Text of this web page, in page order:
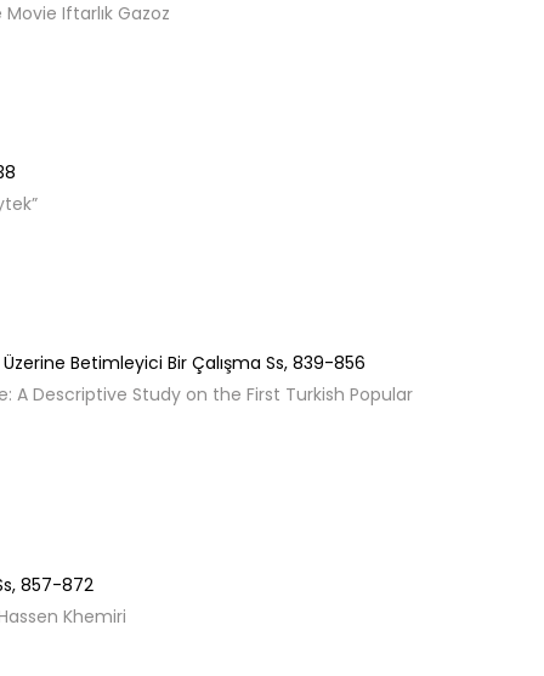
Iftarlık Gazoz
Betimleyici Bir Çalışma Ss, 839-856
Descriptive Study on the First Turkish Popular
857-872
Khemiri